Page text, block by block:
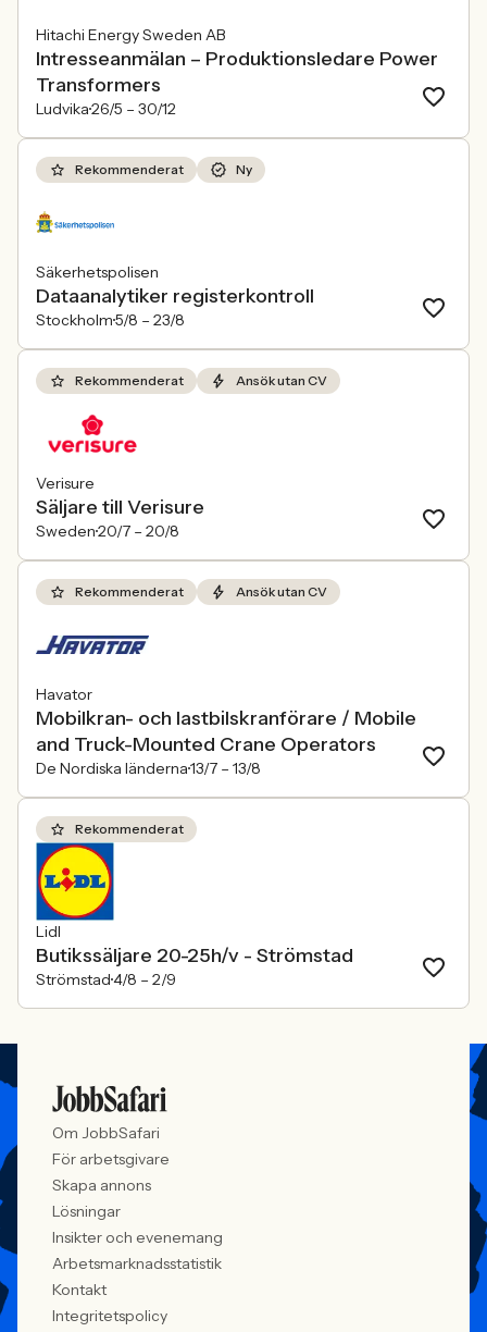
Hitachi Energy Sweden AB
Intresseanmälan – Produktionsledare Power
Transformers
Ludvika26/5 – 30/12
Rekommenderat Ny
Säkerhetspolisen
Dataanalytiker registerkontroll
Stockholm5/8 – 23/8
Rekommenderat Ansök utan CV
Verisure
Säljare till Verisure
Sweden20/7 – 20/8
Rekommenderat Ansök utan CV
Havator
Mobilkran- och lastbilskranförare / Mobile
and Truck-Mounted Crane Operators
De Nordiska länderna13/7 – 13/8
Rekommenderat
Lidl
Butikssäljare 20-25h/v - Strömstad
Strömstad4/8 – 2/9
Om JobbSafari
För arbetsgivare
Skapa annons
Lösningar
Insikter och evenemang
Arbetsmarknadsstatistik
Kontakt
Integritetspolicy